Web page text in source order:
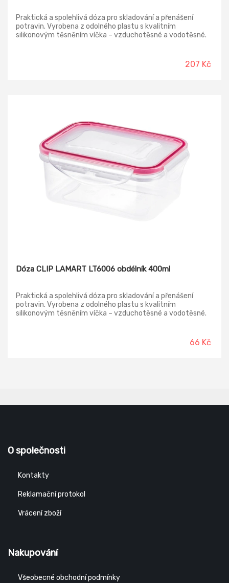
Praktická a spolehlivá dóza pro skladování a přenášení
potravin. Vyrobena z odolného plastu s kvalitním
silikonovým těsněním víčka – vzduchotěsné a vodotěsné.
207 Kč
Dóza CLIP LAMART LT6006 obdélník 400ml
Praktická a spolehlivá dóza pro skladování a přenášení
potravin. Vyrobena z odolného plastu s kvalitním
silikonovým těsněním víčka – vzduchotěsné a vodotěsné.
66 Kč
O společnosti
Kontakty
Reklamační protokol
Vrácení zboží
Nakupování
Všeobecné obchodní podmínky